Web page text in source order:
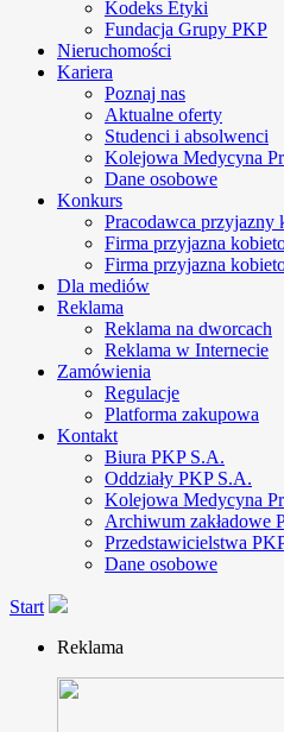
Kodeks Etyki
Fundacja Grupy PKP
Nieruchomości
Kariera
Poznaj nas
Aktualne oferty
Studenci i absolwenci
Kolejowa Medycyna
Dane osobowe
Konkurs
Pracodawca przyjazny
Firma przyjazna
Firma przyjazna
Dla mediów
Reklama
Reklama na dworcach
Reklama w Internecie
Zamówienia
Regulacje
Platforma zakupowa
Kontakt
Biura PKP S.A.
Oddziały PKP S.A.
Kolejowa Medycyna
Archiwum zakładowe
Przedstawicielstwa
Dane osobowe
Start
Reklama